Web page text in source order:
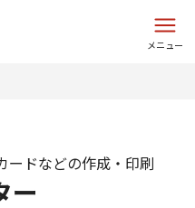
メニュー
ー
ードなどの作成・印刷